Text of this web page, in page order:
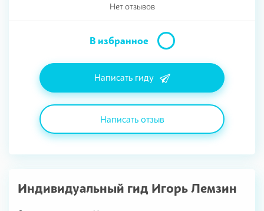
Нет отзывов
В избранное
Написать гиду
Написать отзыв
Индивидуальный гид Игорь Лемзин